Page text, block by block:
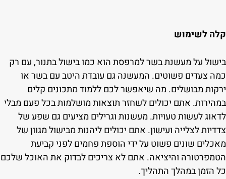
קלה לשימוש
בישול על מעשנת בשר למרפסת הוא כמו בישול בתנור, עם רק
כמה צעדים פשוטים. המעשנה גם עובדת היטב עם בשר או
ירקות מבושלים. מה שיאפשר לכם ללמוד מתכונים קלים
במהירות. אתם יכולים לשחזר תוצאות מושלמות בכל פעם מבלי
לדאוג לעשות טעויות. מעשנות וגרילים מציעים גם שפע של
צדדיות לצלייה ועישון. אתם יכולים ליהנות מבישול מגוון של
מאכלים שונים פשוט על ידי הוספת פחמים לפני קביעת
הטמפרטורה והיציאה. אתם לא צריכים לבדוק את האוכל שלכם
כל הזמן במהלך התהליך.